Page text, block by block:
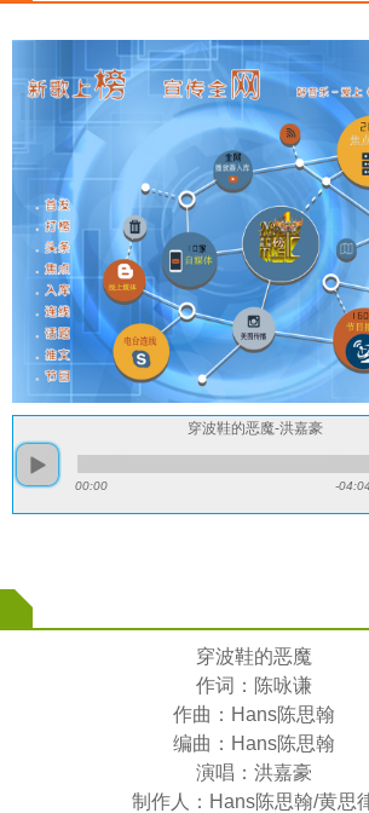
影《超神经械劫案》上映
穿波鞋的恶魔-洪嘉豪
00:00 -
穿波鞋的恶魔
作词：陈咏谦
作曲：Hans陈思翰
编曲：Hans陈思翰
演唱：洪嘉豪
制作人：Hans陈思翰/黄思